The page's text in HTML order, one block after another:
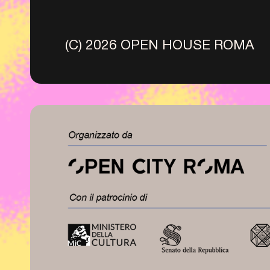
(C) 2026 OPEN HOUSE ROMA